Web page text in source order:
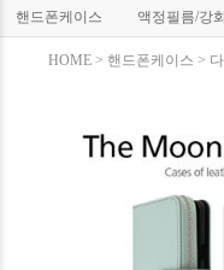
핸드폰케이스 액정필름/강
HOME > 핸드폰케이스 >